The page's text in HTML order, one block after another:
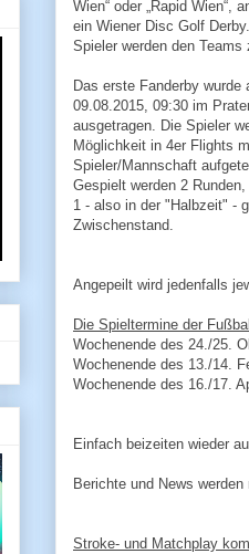
Wien“ oder „Rapid Wien“,
ein Wiener Disc Golf
Spieler werden den Teams
Das erste Fanderby wurde
09.08.2015, 09:30 im
ausgetragen. Die Spieler
Möglichkeit in 4er Flights
Spieler/Mannschaft
Gespielt werden 2
1 - also in der "Halbzeit" -
Zwischenstand.
Angepeilt wird jedenfalls
Die Spieltermine der
Wochenende des 24./25.
Wochenende des 13./14.
Wochenende des 16./17.
Einfach beizeiten wieder
Berichte und News
Stroke- und Matchplay